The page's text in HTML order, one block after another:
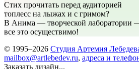
Стих прочитать перед аудиторией
топлесс на лыжах и с гримом?
В Анима — творческой лаборатории
все это осуществимо!
© 1995–2026 Студия Артемия
mailbox@artlebedev.ru, адреса и
Заказать дизайн...